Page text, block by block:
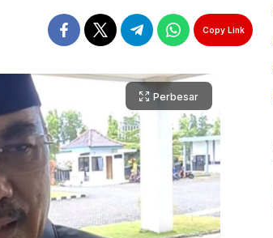
Copy Link
Perbesar